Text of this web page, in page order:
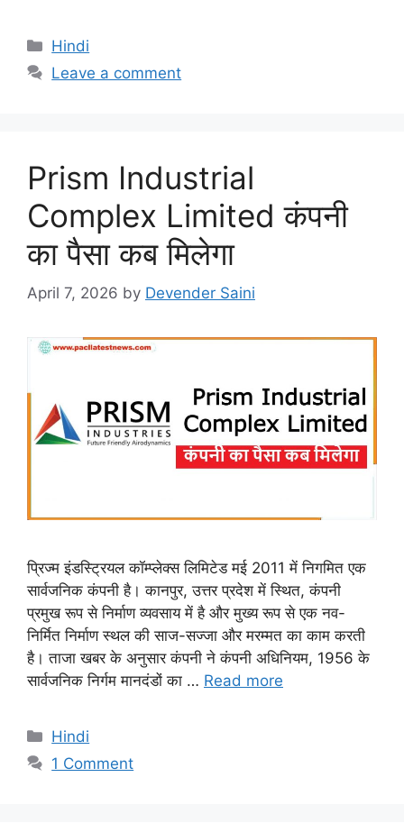
Categories
Hindi
Leave a comment
Prism Industrial
Complex Limited कंपनी
का पैसा कब मिलेगा
April 7, 2026 by Devender Saini
प्रिज्म इंडस्ट्रियल कॉम्प्लेक्स लिमिटेड मई 2011 में निगमित एक
सार्वजनिक कंपनी है। कानपुर, उत्तर प्रदेश में स्थित, कंपनी
प्रमुख रूप से निर्माण व्यवसाय में है और मुख्य रूप से एक नव-
निर्मित निर्माण स्थल की साज-सज्जा और मरम्मत का काम करती
है। ताजा खबर के अनुसार कंपनी ने कंपनी अधिनियम, 1956 के
सार्वजनिक निर्गम मानदंडों का … Read more
Categories
Hindi
1 Comment